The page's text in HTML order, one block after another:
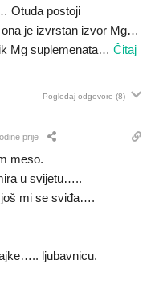
Otuda postoji
je izvrstan izvor Mg…
Mg suplemenata… Čitaj
Pogledaj odgovore (8)
prije
meso.
u svijetu…..
mi se sviđa….
ljubavnicu.